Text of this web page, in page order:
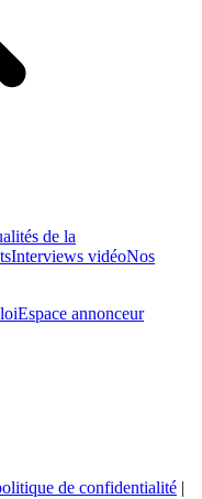
de la
Interviews vidéoNos
Espace annonceur
de confidentialité |